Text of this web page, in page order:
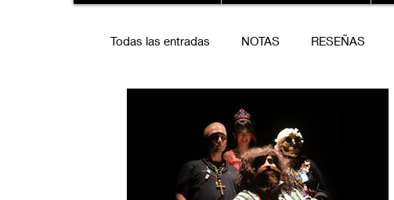
Todas las entradas NOTAS RESEÑAS